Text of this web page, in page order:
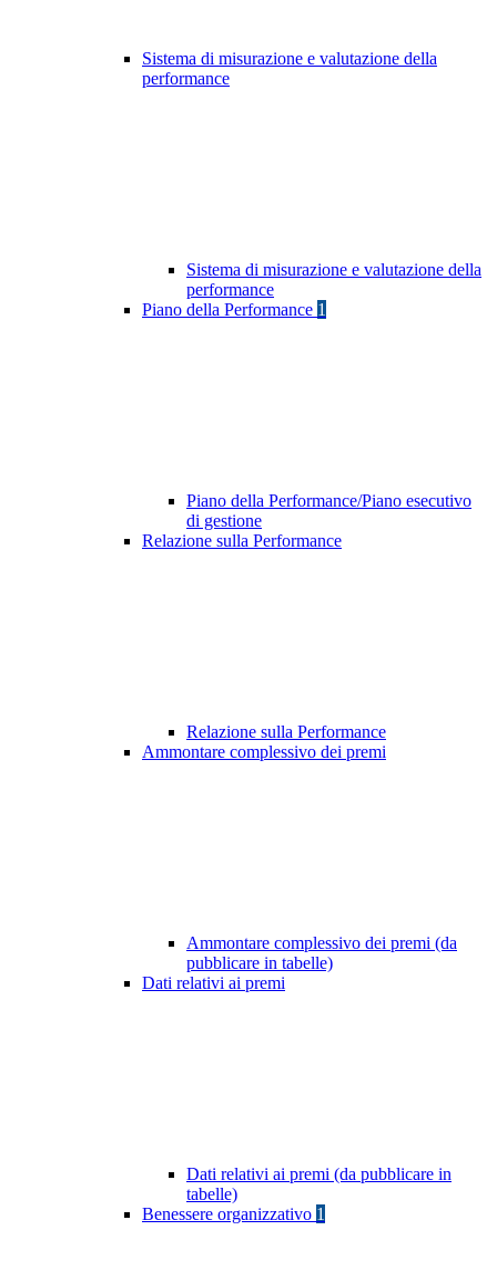
Sistema di misurazione e valutazione della
performance
Sistema di misurazione e valutazione della
performance
Piano della Performance 1
Piano della Performance/Piano esecutivo
di gestione
Relazione sulla Performance
Relazione sulla Performance
Ammontare complessivo dei premi
Ammontare complessivo dei premi (da
pubblicare in tabelle)
Dati relativi ai premi
Dati relativi ai premi (da pubblicare in
tabelle)
Benessere organizzativo 1